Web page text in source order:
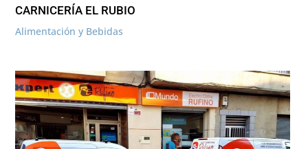
CARNICERÍA EL RUBIO
Alimentación y Bebidas